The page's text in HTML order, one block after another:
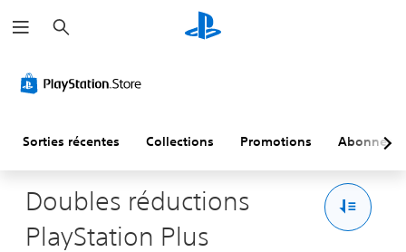
e
c
r
c
r
Sorties récentes Collections Promotions
Doubles réductions
PlayStation Plus